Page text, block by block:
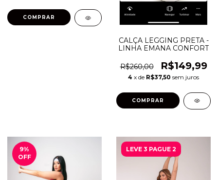
COMPRAR
CALÇA LEGGING PRETA -
LINHA EMANA CONFORT
R$260,00 R$149,99
4 x de R$37,50 sem juros
COMPRAR
9%
OFF
LEVE 3 PAGUE 2